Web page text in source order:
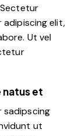
adipiscing elit,
Ut vel
natus et
sadipscing
ut